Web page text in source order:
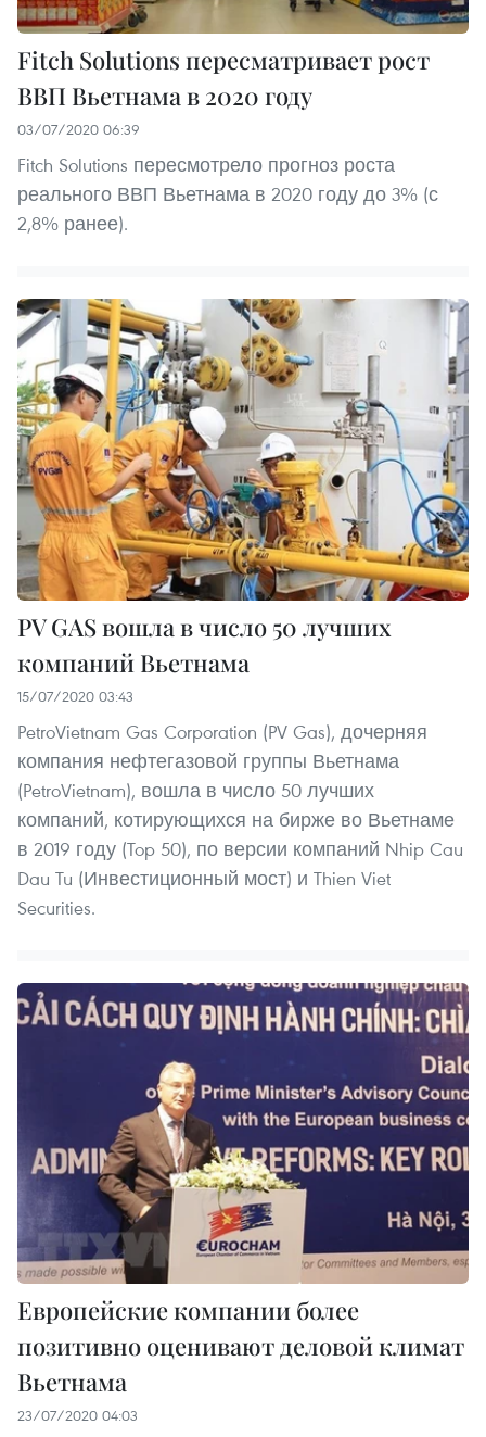
Fitch Solutions пересматривает рост
ВВП Вьетнама в 2020 году
03/07/2020 06:39
Fitch Solutions пересмотрело прогноз роста
реального ВВП Вьетнама в 2020 году до 3% (с
2,8% ранее).
PV GAS вошла в число 50 лучших
компаний Вьетнама
15/07/2020 03:43
PetroVietnam Gas Corporation (PV Gas), дочерняя
компания нефтегазовой группы Вьетнама
(PetroVietnam), вошла в число 50 лучших
компаний, котирующихся на бирже во Вьетнаме
в 2019 году (Top 50), по версии компаний Nhip Cau
Dau Tu (Инвестиционный мост) и Thien Viet
Securities.
Европейские компании более
позитивно оценивают деловой климат
Вьетнама
23/07/2020 04:03